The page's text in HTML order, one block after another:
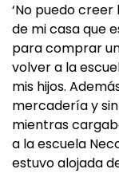
‘No puedo
de mi casa que
para comprar
volver a la
mis hijos.
mercadería y
mientras
a la escuela
estuvo alojada